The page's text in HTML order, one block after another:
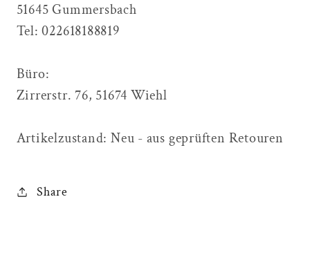
51645 Gummersbach
Tel: 022618188819
Büro:
Zirrerstr. 76, 51674 Wiehl
Artikelzustand: Neu - aus geprüften Retouren
Share